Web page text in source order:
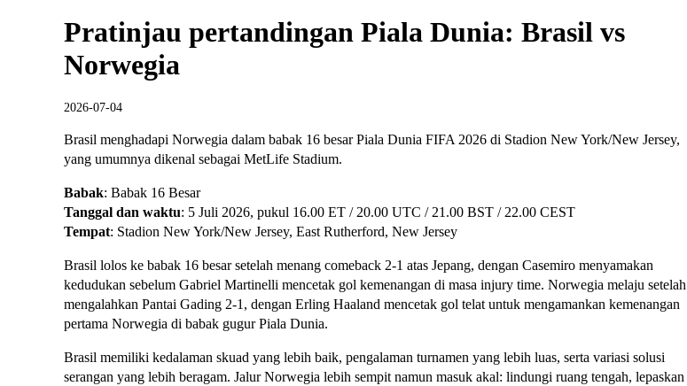
Pratinjau pertandingan Piala Dunia: Brasil vs
Norwegia
2026-07-04
Brasil menghadapi Norwegia dalam babak 16 besar Piala Dunia FIFA 2026 di Stadion New York/New Jersey,
yang umumnya dikenal sebagai MetLife Stadium.
Babak: Babak 16 Besar
Tanggal dan waktu: 5 Juli 2026, pukul 16.00 ET / 20.00 UTC / 21.00 BST / 22.00 CEST
Tempat: Stadion New York/New Jersey, East Rutherford, New Jersey
Brasil lolos ke babak 16 besar setelah menang comeback 2-1 atas Jepang, dengan Casemiro menyamakan
kedudukan sebelum Gabriel Martinelli mencetak gol kemenangan di masa injury time. Norwegia melaju setelah
mengalahkan Pantai Gading 2-1, dengan Erling Haaland mencetak gol telat untuk mengamankan kemenangan
pertama Norwegia di babak gugur Piala Dunia.
Brasil memiliki kedalaman skuad yang lebih baik, pengalaman turnamen yang lebih luas, serta variasi solusi
serangan yang lebih beragam. Jalur Norwegia lebih sempit namun masuk akal: lindungi ruang tengah, lepaskan